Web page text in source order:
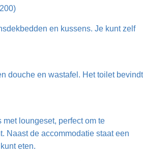
en kussens. Je kunt zelf
douche en wastafel. Het toilet bevindt
loungeset, perfect om te
Naast de accommodatie staat een
eten.